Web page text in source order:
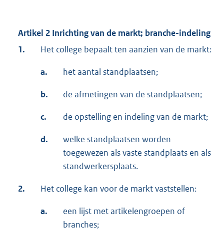
Artikel 2 Inrichting van de markt; branche-indeling
1.
Het college bepaalt ten aanzien van de markt:
a. het aantal standplaatsen;
b. de afmetingen van de standplaatsen;
c. de opstelling en indeling van de markt;
d.
welke standplaatsen worden
toegewezen als vaste standplaats en als
standwerkersplaats.
2. Het college kan voor de markt vaststellen:
a.
een lijst met artikelengroepen of
branches;